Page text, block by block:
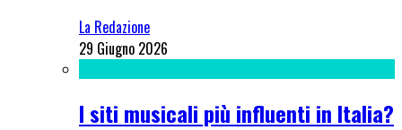
La Redazione
29 Giugno 2026
I siti musicali più influenti in Italia?